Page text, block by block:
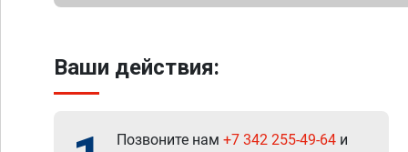
Ваши действия:
Позвоните нам +7 342 255-49-64 и